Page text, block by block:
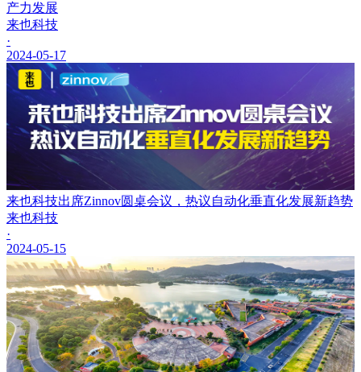
产力发展
来也科技
·
2024-05-17
来也科技出席Zinnov圆桌会议，热议自动化垂直化发展新趋势
来也科技
·
2024-05-15